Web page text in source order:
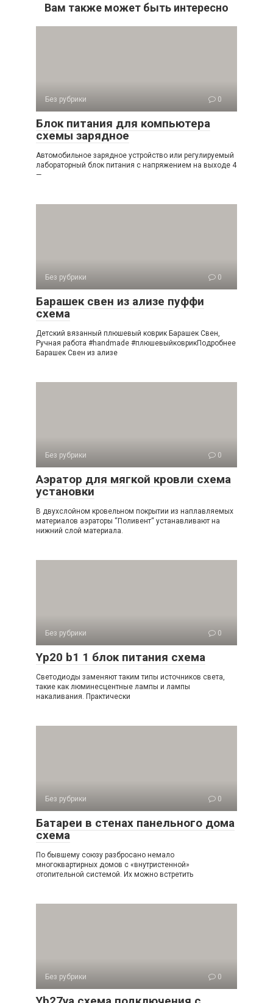
Вам также может быть интересно
Без рубрики 0
Блок питания для компьютера
схемы зарядное
Автомобильное зарядное устройство или регулируемый
лабораторный блок питания с напряжением на выходе 4
—
Без рубрики 0
Барашек свен из ализе пуффи
схема
Детский вязанный плюшевый коврик Барашек Свен,
Ручная работа #handmade #плюшевыйковрикПодробнее
Барашек Свен из ализе
Без рубрики 0
Аэратор для мягкой кровли схема
установки
В двухслойном кровельном покрытии из наплавляемых
материалов аэраторы “Поливент“ устанавливают на
нижний слой материала.
Без рубрики 0
Yp20 b1 1 блок питания схема
Светодиоды заменяют таким типы источников света,
такие как люминесцентные лампы и лампы
накаливания. Практически
Без рубрики 0
Батареи в стенах панельного дома
схема
По бывшему союзу разбросано немало
многоквартирных домов с «внутристенной»
отопительной системой. Их можно встретить
Без рубрики 0